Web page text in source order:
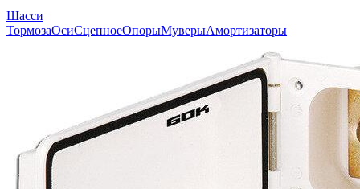
Шасси
ТормозаОсиСцепноеОпорыМуверыАмортизаторы